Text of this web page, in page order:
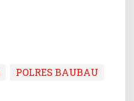
POLRES BAUBAU